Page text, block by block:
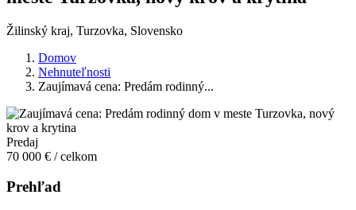
Žilinský kraj, Turzovka, Slovensko
Domov
Nehnuteľnosti
Zaujímavá cena: Predám rodinný...
Predaj
70 000 € / celkom
Prehľad